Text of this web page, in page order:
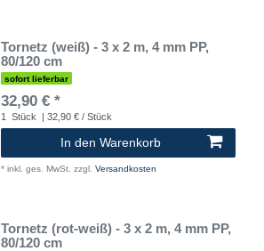
Tornetz (weiß) - 3 x 2 m, 4 mm PP,
80/120 cm
sofort lieferbar
32,90 € *
1 Stück | 32,90 € / Stück
In den Warenkorb
* inkl. ges. MwSt. zzgl. Versandkosten
Tornetz (rot-weiß) - 3 x 2 m, 4 mm PP,
80/120 cm